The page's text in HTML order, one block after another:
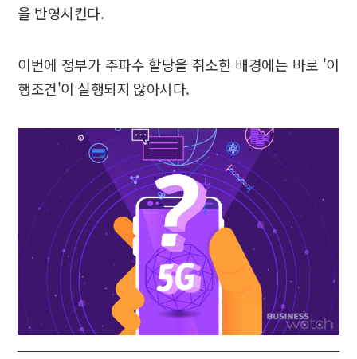
을 반영시킨다.
이번에 정부가 주파수 할당을 취소한 배경에는 바로 '이
행조건'이 실행되지 않아서다.